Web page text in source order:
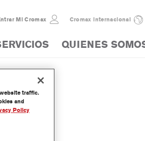
Mi Cromax Cromax internacional
QUIENES
traffic.
and
Policy